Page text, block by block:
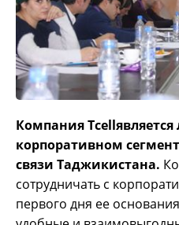
Компания
корпоративном
связи Таджикистана.
сотрудничать с
первого дня ее